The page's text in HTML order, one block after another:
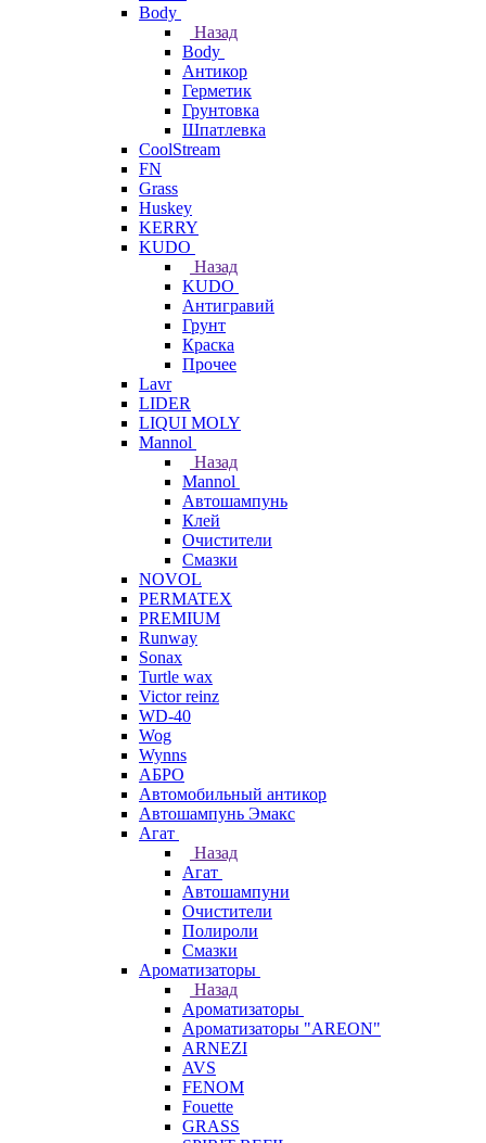
Body
Назад
Body
Антикор
Герметик
Грунтовка
Шпатлевка
CoolStream
FN
Grass
Huskey
KERRY
KUDO
Назад
KUDO
Антигравий
Грунт
Краска
Прочее
Lavr
LIDER
LIQUI MOLY
Mannol
Назад
Mannol
Автошампунь
Клей
Очистители
Смазки
NOVOL
PERMATEX
PREMIUM
Runway
Sonax
Turtle wax
Victor reinz
WD-40
Wog
Wynns
АБРО
Автомобильный антикор
Автошампунь Эмакс
Агат
Назад
Агат
Автошампуни
Очистители
Полироли
Смазки
Ароматизаторы
Назад
Ароматизаторы
Ароматизаторы "AREON"
ARNEZI
AVS
FENOM
Fouette
GRASS